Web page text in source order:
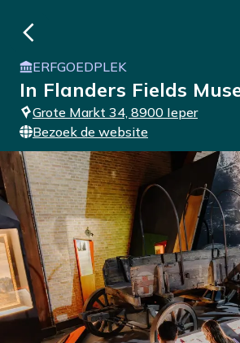
ERFGOEDPLEK
In Flanders Fields
Grote Markt 34, 8900 Ieper
Bezoek de website